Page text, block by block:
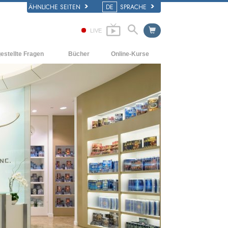
ÄHNLICHE SEITEN DE SPRACHE
LIVE
Fragen
Prinzipien
Scientology Kirche
der Scientology
Bücher
Einführende Bücher
Hörbücher
Einführungsvorträge
Online-Kurse
Wie man Konflikte löst
Die Dynamiken des Daseins
Die Bestandteile des Verstehens
Lösungen für eine gefährliche Umwelt
Beistände für Krankheiten und
Verletzungen
Integrität und Ehrlichkeit
Die Ehe
Die emotionelle Tonskala